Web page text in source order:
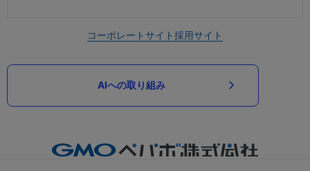
コーポレートサイト採用サイト
AIへの取り組み